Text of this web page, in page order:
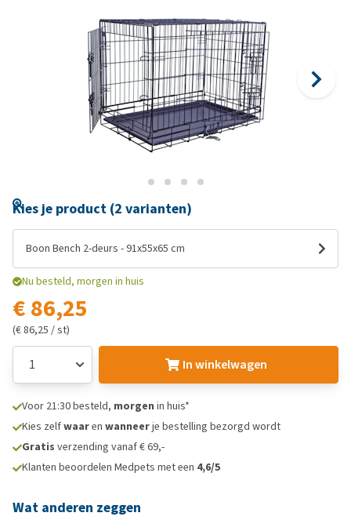
Kies je product (2 varianten)
Boon Bench 2-deurs - 91x55x65 cm
Nu besteld, morgen in huis
€ 86,25
(€ 86,25 / st)
In winkelwagen
Voor 21:30 besteld, morgen in huis*
Kies zelfwaaren wanneerje bestelling bezorgd wordt
Gratis verzending vanaf € 69,-
Klanten beoordelen Medpets met een 4,6/5
Wat anderen zeggen